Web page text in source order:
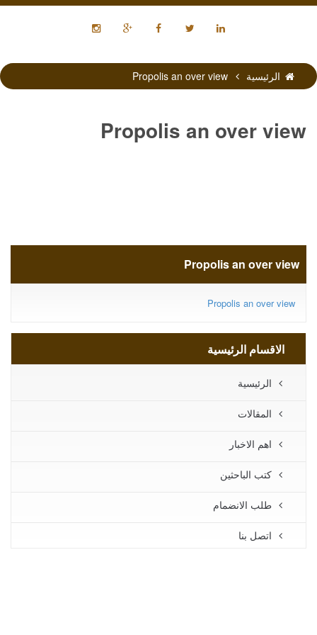
الرئيسية
Propolis an over view
Propolis an over view
Propolis an over view
الاقسام الرئيسية
الرئيسية
المقالات
اهم الاخبار
كتب الباحثين
طلب الانضمام
اتصل بنا